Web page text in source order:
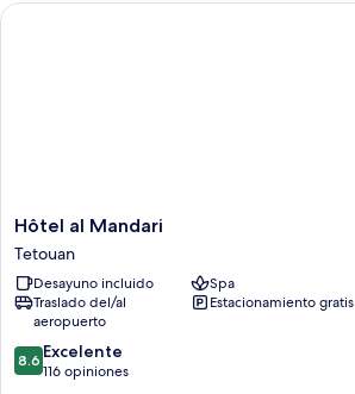
Hôtel
al
Mandari
Tetouan
Hôtel al Mandari
Tetouan
Desayuno incluido
Spa
Traslado del/al
aeropuerto
Estacionamiento gratis
8.6
de
8.6 Excelente
116 opiniones
Hôtel al Mandari